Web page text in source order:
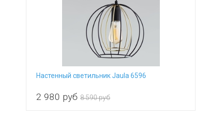
Настенный светильник Jaula 6596
2 980 руб 8 590 руб